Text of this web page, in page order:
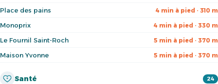
Place des pains 4 min à pied · 310 m
Monoprix 4 min à pied · 330 m
Le Fournil Saint-Roch 5 min à pied · 370 m
Maison Yvonne 5 min à pied · 370 m
Santé 24